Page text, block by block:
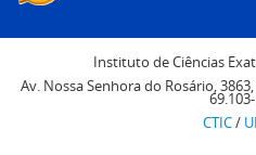
Instituto de Ciências
Av. Nossa Senhora do Rosário,
CTIC/